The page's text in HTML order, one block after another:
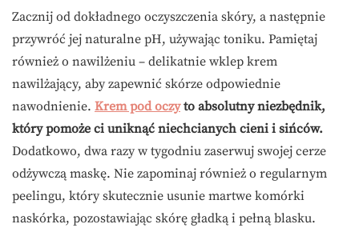
Zacznij od dokładnego oczyszczenia skóry, a następnie
przywróć jej naturalne pH, używając toniku. Pamiętaj
również o nawilżeniu – delikatnie wklep krem
nawilżający, aby zapewnić skórze odpowiednie
nawodnienie. Krem pod oczyto absolutny niezbędnik,
który pomoże ci uniknąć niechcianych cieni i sińców.
Dodatkowo, dwa razy w tygodniu zaserwuj swojej cerze
odżywczą maskę. Nie zapominaj również o regularnym
peelingu, który skutecznie usunie martwe komórki
naskórka, pozostawiając skórę gładką i pełną blasku.